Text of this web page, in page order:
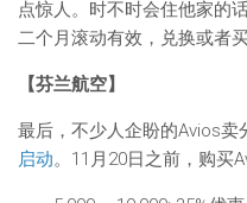
点惊人。时不时会住他家的
二个月滚动有效，兑换或者
【芬兰航空】
最后，不少人企盼的Avios卖
启动。11月20日之前，购买